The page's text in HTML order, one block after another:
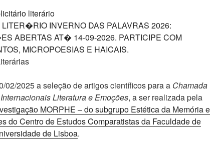
literário
02/2025 a seleção de artigos científicos para a Chamada
Literatura e Emoções, a ser realizada pela
MORPHE – do subgrupo Estética da Memória e
do Centro de Estudos Comparatistas da Faculdade de
de Lisboa.